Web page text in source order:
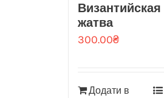
Византийская
жатва
300.00₴
Додати в